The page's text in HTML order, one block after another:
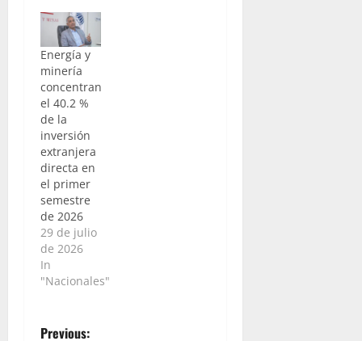
Energía y
minería
concentran
el 40.2 %
de la
inversión
extranjera
directa en
el primer
semestre
de 2026
29 de julio
de 2026
In
"Nacionales"
Previous: